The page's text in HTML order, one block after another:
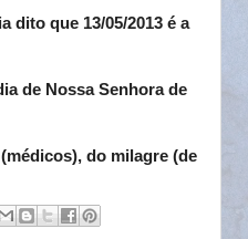
dito que 13/05/2013 é a
de Nossa Senhora de
do milagre (de